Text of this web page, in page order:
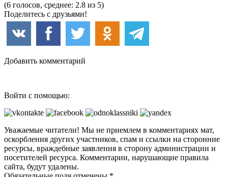
(6 голосов, среднее: 2.8 из 5)
Поделитесь с друзьями!
Добавить комментарий
Войти с помощью:
Уважаемые читатели! Мы не приемлем в комментариях мат,
оскорбления других участников, спам и ссылки на сторонние
ресурсы, враждебные заявления в сторону администрации и
посетителей ресурса. Комментарии, нарушающие правила
сайта, будут удалены.